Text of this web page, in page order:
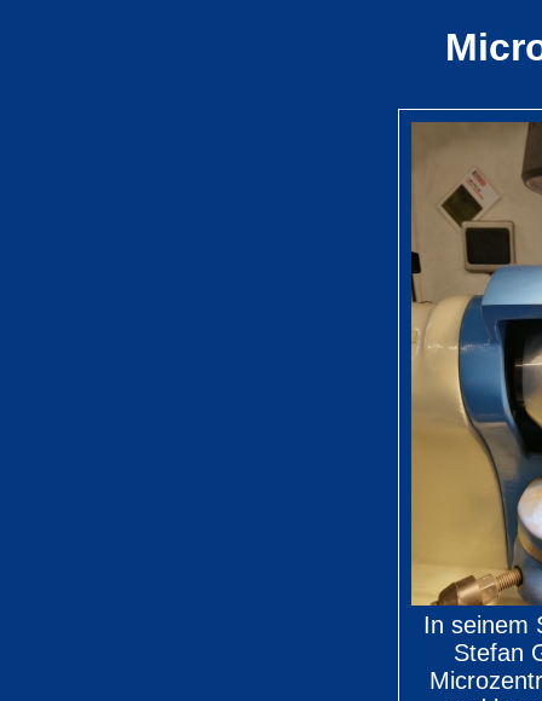
In seinem
Stefan